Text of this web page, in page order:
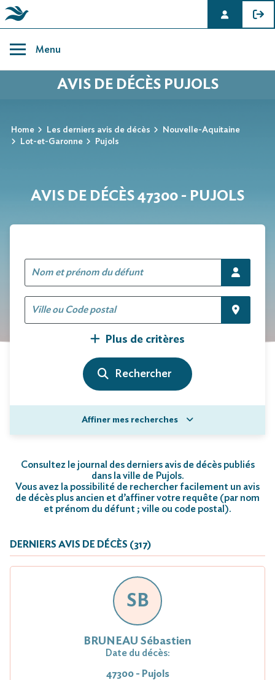
content
Menu
AVIS DE DÉCÈS PUJOLS
Home Les derniers avis de décès
Nouvelle-Aquitaine
Lot-et-Garonne
Pujols
AVIS DE DÉCÈS 47300 - PUJOLS
Plus de critères
Affiner mes recherches
Consultez le journal des derniers avis de décès publiés
dans la ville de Pujols.
Vous avez la possibilité de rechercher facilement un avis
de décès plus ancien et d’affiner votre requête (par nom
et prénom du défunt ; ville ou code postal).
DERNIERS AVIS DE DÉCÈS (317)
SB
BRUNEAU Sébastien
Date du décès:
47300 - Pujols